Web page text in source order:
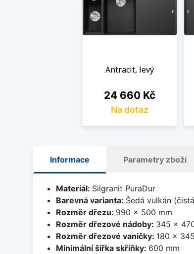
Antracit, levý
Cena
24 660 Kč
Na dotaz
Informace Parametry zboží
Materiál: Silgranit PuraDur
Barevná varianta: Šedá vulkán
Rozměr dřezu: 990 x 500 mm
Rozměr dřezové nádoby: 345 x
Rozměr dřezové vaničky: 180 x
Minimální šířka skříňky: 600 mm